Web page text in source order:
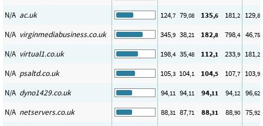
N/A ac.uk 124,7 79,08 135,6 181,2 129,8
N/A virginmediabusiness.co.uk 345,9 38,21 182,8 798,4 46,75
N/A virtual1.co.uk 198,4 35,48 112,1 233,9 181,2
N/A psaltd.co.uk 105,3 104,1 104,5 107,7 103,9
N/A dyno1429.co.uk 94,11 94,11 94,11 94,12 96,62
N/A netservers.co.uk 88,31 87,71 88,31 88,90 75,92